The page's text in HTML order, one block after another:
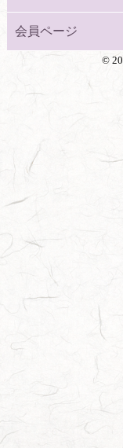
会員ページ
©